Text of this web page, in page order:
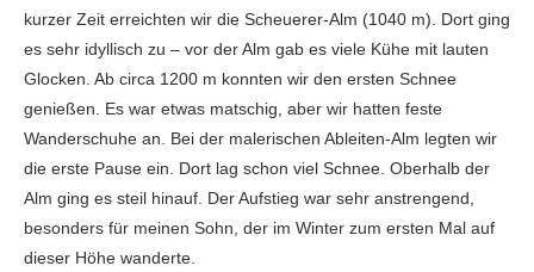
kurzer Zeit erreichten wir die Scheuerer-Alm (1040 m). Dort ging
es sehr idyllisch zu – vor der Alm gab es viele Kühe mit lauten
Glocken. Ab circa 1200 m konnten wir den ersten Schnee
genießen. Es war etwas matschig, aber wir hatten feste
Wanderschuhe an. Bei der malerischen Ableiten-Alm legten wir
die erste Pause ein. Dort lag schon viel Schnee. Oberhalb der
Alm ging es steil hinauf. Der Aufstieg war sehr anstrengend,
besonders für meinen Sohn, der im Winter zum ersten Mal auf
dieser Höhe wanderte.